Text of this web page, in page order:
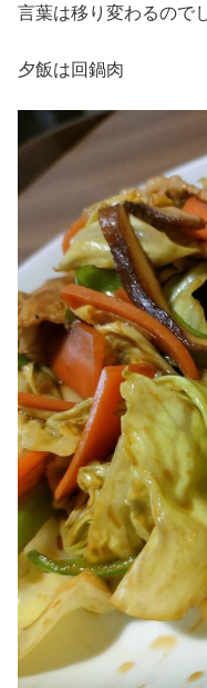
言葉は移り変わるので
夕飯は回鍋肉